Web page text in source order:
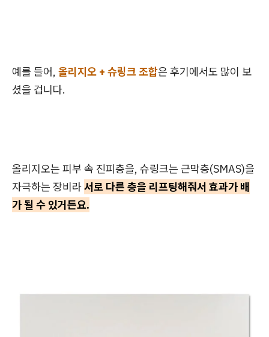
예를 들어, 올리지오 + 슈링크 조합은 후기에서도 많이 보
셨을 겁니다.
올리지오는 피부 속 진피층을, 슈링크는 근막층(SMAS)을
자극하는 장비라서로 다른 층을 리프팅해줘서 효과가 배
가 될 수 있거든요.